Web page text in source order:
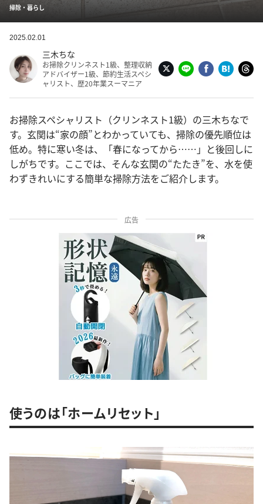
掃除・暮らし
2025.02.01
三木ちな
お掃除クリンネスト1級、整理収納
アドバイザー1級、節約生活スペシ
ャリスト、歴20年業スーマニア
お掃除スペシャリスト（クリンネスト1級）の三木ちなで
す。玄関は“家の顔”とわかっていても、掃除の優先順位は
低め。特に寒い冬は、「春になってから……」と後回しに
しがちです。ここでは、そんな玄関の“たたき”を、水を使
わずきれいにする簡単な掃除方法をご紹介します。
広告
使うのは「ホームリセット」